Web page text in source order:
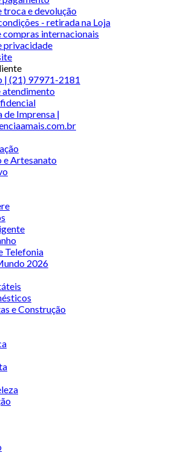
troca e devolução
- retirada na Loja
compras internacionais
privacidade
| (21) 97971-2181
atendimento
de Imprensa |
e Artesanato
Telefonia
2026
e Construção